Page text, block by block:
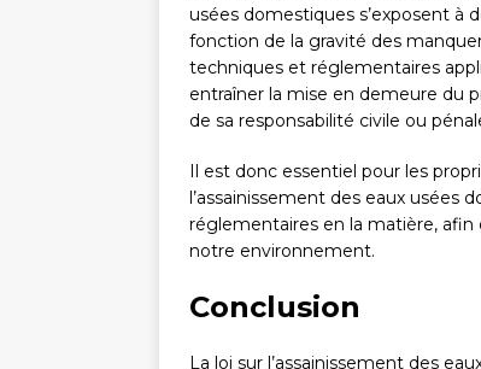
usées domestiques s’exposent à
fonction de la gravité des
techniques et réglementaires
entraîner la mise en demeure du
de sa responsabilité civile ou
Il est donc essentiel pour les
l’assainissement des eaux usées
réglementaires en la matière,
notre environnement.
Conclusion
La loi sur l’assainissement des